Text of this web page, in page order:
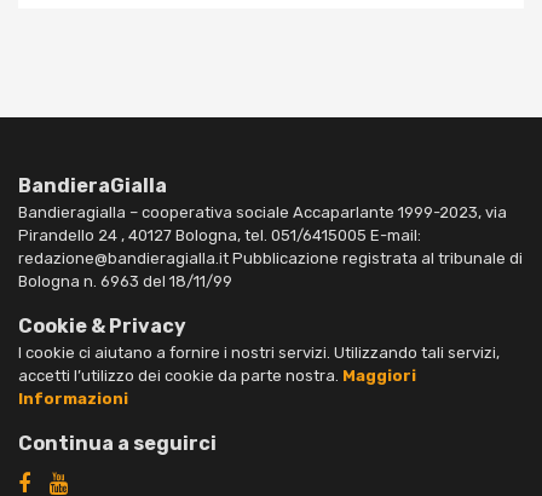
BandieraGialla
Bandieragialla – cooperativa sociale Accaparlante 1999-2023, via
Pirandello 24 , 40127 Bologna, tel. 051/6415005 E-mail:
redazione@bandieragialla.it Pubblicazione registrata al tribunale di
Bologna n. 6963 del 18/11/99
Cookie & Privacy
I cookie ci aiutano a fornire i nostri servizi. Utilizzando tali servizi,
accetti l’utilizzo dei cookie da parte nostra. Maggiori
Informazioni
Continua a seguirci